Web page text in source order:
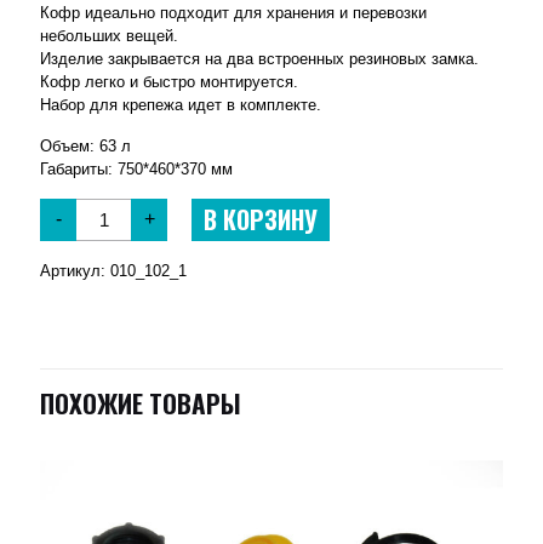
Кофр идеально подходит для хранения и перевозки
небольших вещей.
Изделие закрывается на два встроенных резиновых замка.
Кофр легко и быстро монтируется.
Набор для крепежа идет в комплекте.
Объем: 63 л
Габариты: 750*460*370 мм
- + В КОРЗИНУ
Артикул: 010_102_1
ПОХОЖИЕ ТОВАРЫ